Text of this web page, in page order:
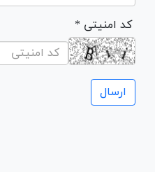
* کد امنیتی